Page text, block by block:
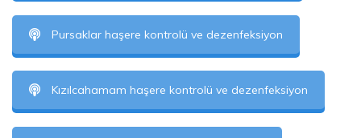
Pursaklar haşere kontrolü ve dezenfeksiyon
Kızılcahamam haşere kontrolü ve dezenfeksiyon